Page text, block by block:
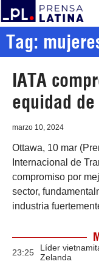
Tag:
IATA
equidad
marzo 10, 2024
Ottawa, 10 mar
Internacional de
compromiso por
sector,
industria
23:25
Líder
Zelanda